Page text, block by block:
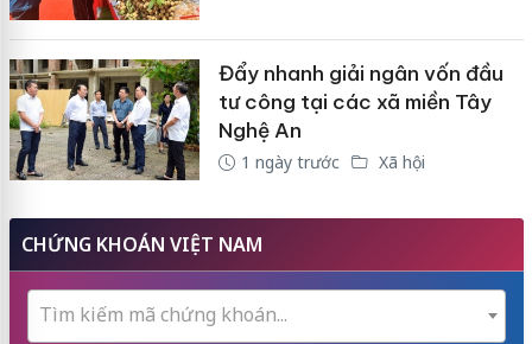
Đẩy nhanh giải ngân vốn đầu
tư công tại các xã miền Tây
Nghệ An
1 ngày trước Xã hội
CHỨNG KHOÁN VIỆT NAM
Tìm kiếm mã chứng khoán...